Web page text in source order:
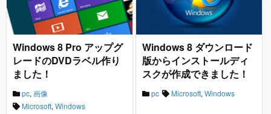
Windows 8 Pro アップグ
レードのDVDラベル作り
ました！
pc, 画像
Microsoft, Windows
Windows 8 ダウンロード
版からインストールディ
スクが作成できました！
pc Microsoft, Windows